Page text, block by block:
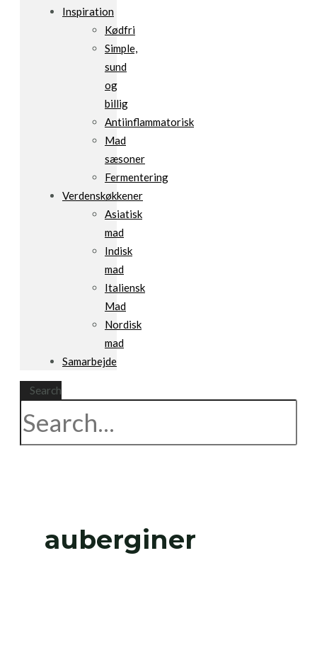
Inspiration
Kødfri
Simple,
sund
og
billig
Antiinflammatorisk
Mad
sæsoner
Fermentering
Verdenskøkkener
Asiatisk
mad
Indisk
mad
Italiensk
Mad
Nordisk
mad
Samarbejde
Search
auberginer